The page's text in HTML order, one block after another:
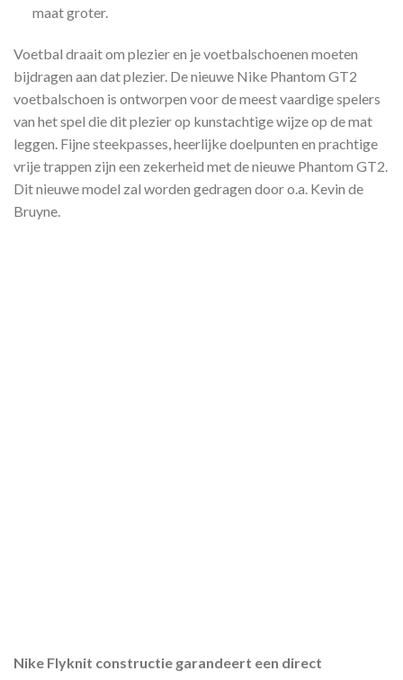
maat groter.
Voetbal draait om plezier en je voetbalschoenen moeten
bijdragen aan dat plezier. De nieuwe Nike Phantom GT2
voetbalschoen is ontworpen voor de meest vaardige spelers
van het spel die dit plezier op kunstachtige wijze op de mat
leggen. Fijne steekpasses, heerlijke doelpunten en prachtige
vrije trappen zijn een zekerheid met de nieuwe Phantom GT2.
Dit nieuwe model zal worden gedragen door o.a. Kevin de
Bruyne.
Nike Flyknit constructie garandeert een direct